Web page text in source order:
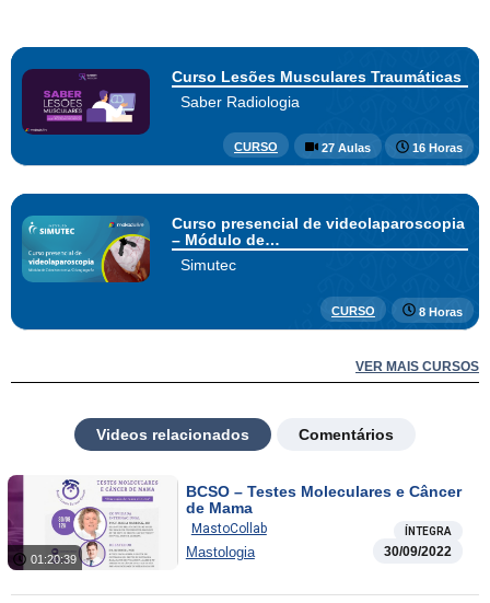
Curso Lesões Musculares Traumáticas
Saber Radiologia
CURSO 27 Aulas 16 Horas
Curso presencial de videolaparoscopia
– Módulo de
Colecistectomia/Colangiografia
Simutec
CURSO 8 Horas
VER MAIS CURSOS
Videos relacionados Comentários
01:20:39
BCSO – Testes Moleculares e Câncer
de Mama
MastoCollab ÍNTEGRA
Mastologia 30/09/2022